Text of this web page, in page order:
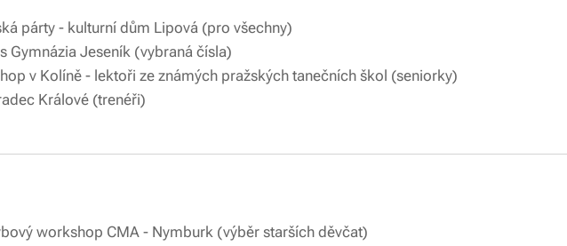
párty - kulturní dům Lipová (pro
ples Gymnázia Jeseník (vybraná čísla)
v Kolíně - lektoři ze známých pražských tanečních škol (seniorky)
Králové (trenéři)
Pohybový workshop CMA - Nymburk (výběr starších